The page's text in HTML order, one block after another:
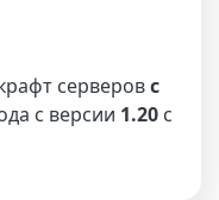
серверовс
с версии 1.20 с